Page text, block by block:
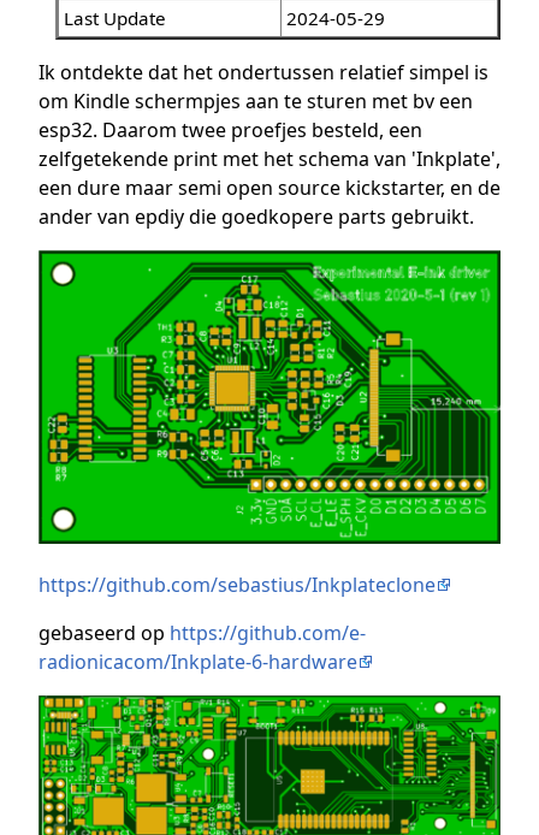
Last Update
2024-05-29
Ik ontdekte dat het ondertussen relatief simpel is
om Kindle schermpjes aan te sturen met bv een
esp32. Daarom twee proefjes besteld, een
zelfgetekende print met het schema van 'Inkplate',
een dure maar semi open source kickstarter, en de
ander van epdiy die goedkopere parts gebruikt.
https://github.com/sebastius/Inkplateclone
gebaseerd op https://github.com/e-
radionicacom/Inkplate-6-hardware